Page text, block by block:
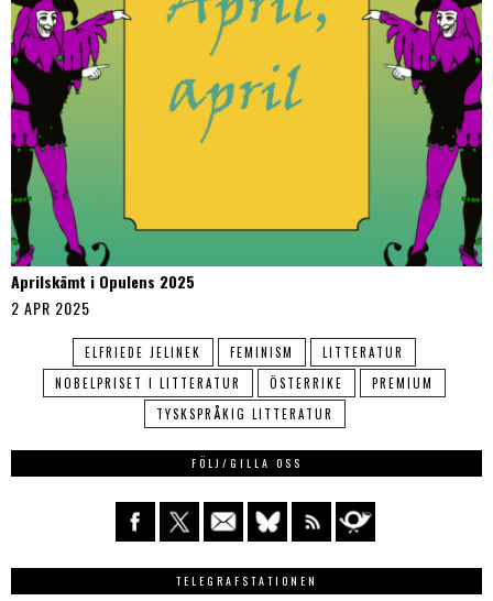
Aprilskämt i Opulens 2025
2 APR 2025
ELFRIEDE JELINEK FEMINISM
LITTERATUR
NOBELPRISET I LITTERATUR
ÖSTERRIKE
PREMIUM
TYSKSPRÅKIG LITTERATUR
FÖLJ/GILLA OSS
TELEGRAFSTATIONEN